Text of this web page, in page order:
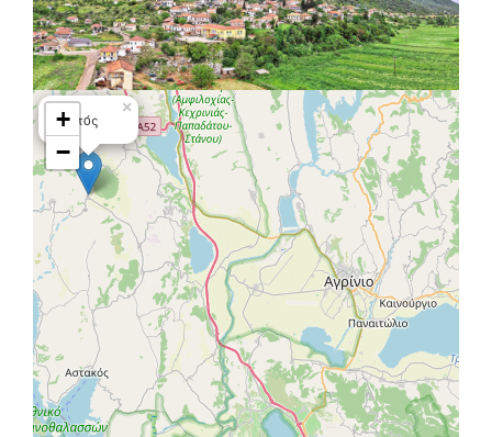
Αετός
×
+
−